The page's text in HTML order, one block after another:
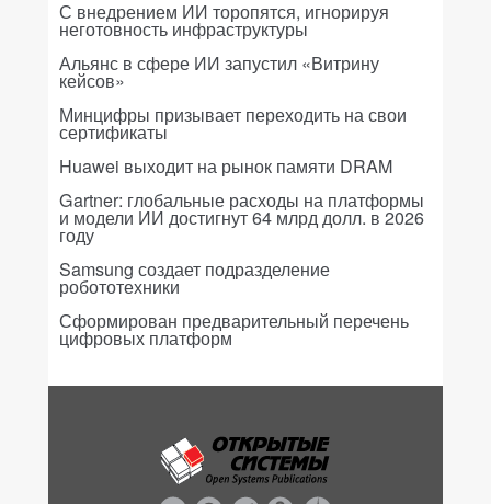
С внедрением ИИ торопятся, игнорируя
неготовность инфраструктуры
Альянс в сфере ИИ запустил «Витрину
кейсов»
Минцифры призывает переходить на свои
сертификаты
Huawei выходит на рынок памяти DRAM
Gartner: глобальные расходы на платформы
и модели ИИ достигнут 64 млрд долл. в 2026
году
Samsung создает подразделение
робототехники
Сформирован предварительный перечень
цифровых платформ